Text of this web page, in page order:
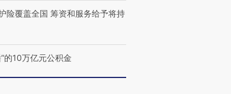
险覆盖全国 筹资和服务给予将持
”的10万亿元公积金